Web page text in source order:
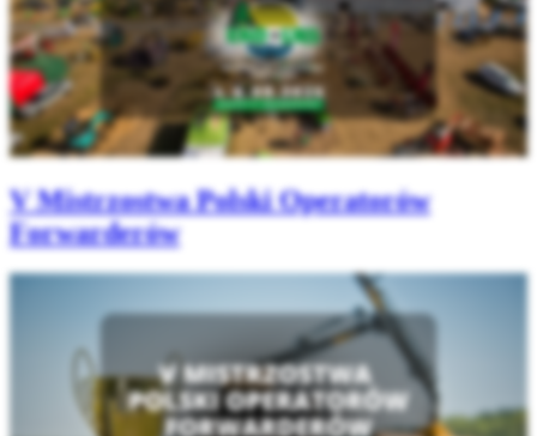
V Mistrzostwa Polski Operatorów
Forwarderów